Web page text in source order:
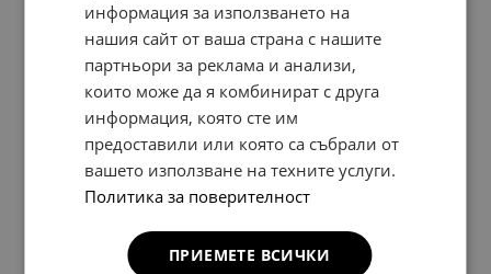
DE200 AD E00BL
ДЕКОРАТИВНО ФОЛИО -
СПОРТНИ РАЙЕТА-ЧЕРНИ
46,00 €
89,97 лв.
информация за използването на
нашия сайт от ваша страна с нашите
партньори за реклама и анализи,
които може да я комбинират с друга
информация, която сте им
предоставили или която са събрали от
вашето използване на техните услуги.
Политика за поверителност
ПРИЕМЕТЕ ВСИЧКИ